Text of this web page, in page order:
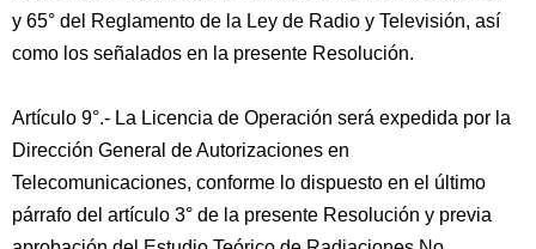
y 65° del Reglamento de la Ley de Radio y Televisión, así
como los señalados en la presente Resolución.
Artículo 9°.- La Licencia de Operación será expedida por la
Dirección General de Autorizaciones en
Telecomunicaciones, conforme lo dispuesto en el último
párrafo del artículo 3° de la presente Resolución y previa